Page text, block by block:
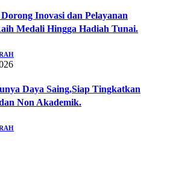
Inovasi dan Pelayanan
Medali Hingga Hadiah Tunai.
Daya Saing,Siap Tingkatkan
Non Akademik.